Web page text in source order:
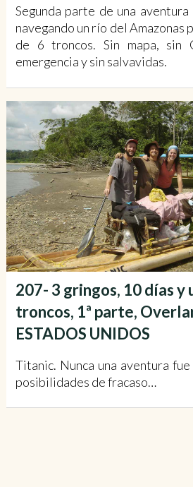
Segunda parte de una
navegando un río del Amazonas
de 6 troncos. Sin mapa, sin
emergencia y sin salvavidas.
207- 3 gringos, 10 días y
troncos, 1ª parte,
ESTADOS UNIDOS
Titanic. Nunca una aventura
posibilidades de fracaso…